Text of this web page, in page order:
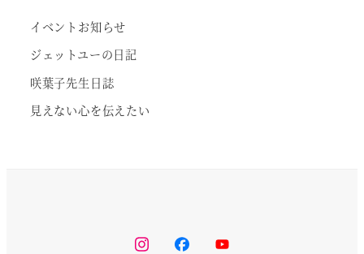
イベントお知らせ
ジェットユーの日記
咲葉子先生日誌
見えない心を伝えたい
instagram
facebook
youtube